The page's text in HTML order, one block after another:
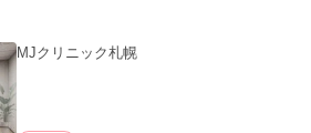
MJクリニック札幌